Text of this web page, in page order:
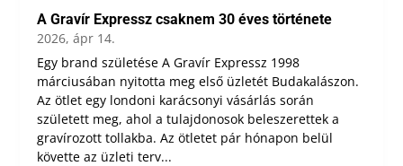
A Gravír Expressz csaknem 30 éves története
2026, ápr 14.
Egy brand születése A Gravír Expressz 1998
márciusában nyitotta meg első üzletét Budakalászon.
Az ötlet egy londoni karácsonyi vásárlás során
született meg, ahol a tulajdonosok beleszerettek a
gravírozott tollakba. Az ötletet pár hónapon belül
követte az üzleti terv...